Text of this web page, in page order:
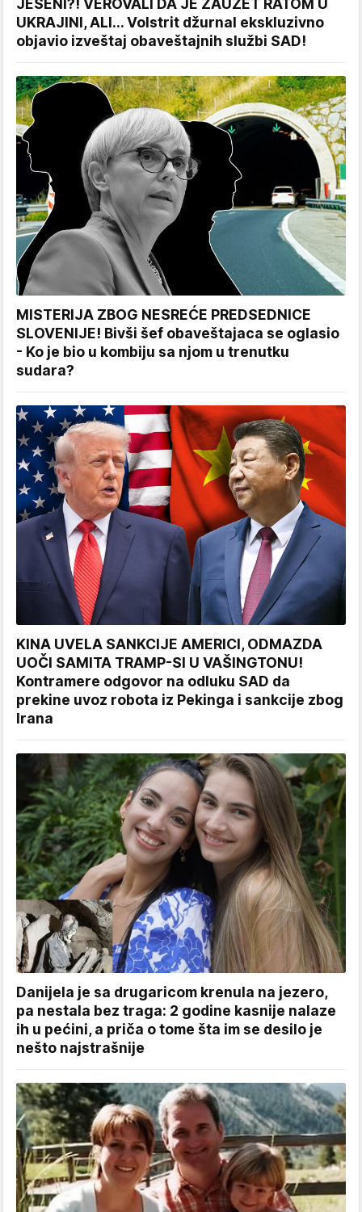
JESENI?! VEROVALI DA JE ZAUZET RATOM U
UKRAJINI, ALI... Volstrit džurnal ekskluzivno
objavio izveštaj obaveštajnih službi SAD!
MISTERIJA ZBOG NESREĆE PREDSEDNICE
SLOVENIJE! Bivši šef obaveštajaca se oglasio
- Ko je bio u kombiju sa njom u trenutku
sudara?
KINA UVELA SANKCIJE AMERICI, ODMAZDA
UOČI SAMITA TRAMP-SI U VAŠINGTONU!
Kontramere odgovor na odluku SAD da
prekine uvoz robota iz Pekinga i sankcije zbog
Irana
Danijela je sa drugaricom krenula na jezero,
pa nestala bez traga: 2 godine kasnije nalaze
ih u pećini, a priča o tome šta im se desilo je
nešto najstrašnije